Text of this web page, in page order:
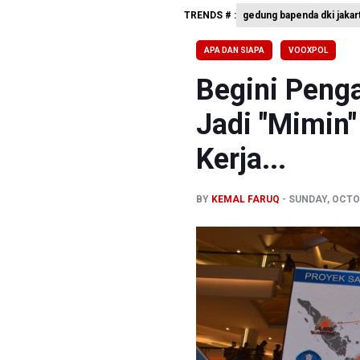
PSSI
Timnas
TRENDS # : gedung bapenda dki
APA DAN SIAPA VOOXPOL
Begini
Jadi
Kerja...
BY KEMAL FARUQ SUNDAY,